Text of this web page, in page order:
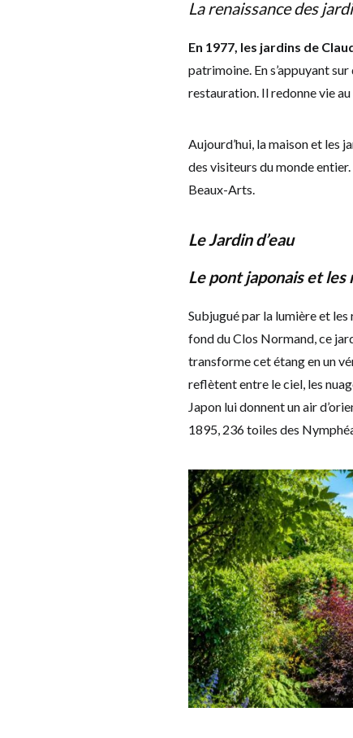
La renaissance des
En 1977, les jardins de
patrimoine. En s’appuyant
restauration. Il redonne vie au
Aujourd’hui, la maison et
des visiteurs du monde
Beaux-Arts.
Le Jardin d’eau
Le pont japonais et
Subjugué par la lumière et
fond du Clos Normand, ce
transforme cet étang en un
reflètent entre le ciel, les
Japon lui donnent un air
1895, 236 toiles des